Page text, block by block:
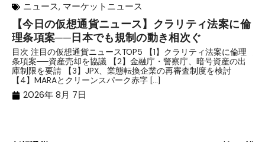
ニュース, マーケットニュース
【今日の仮想通貨ニュース】クラリティ法案に倫
理条項案──日本でも規制の動き相次ぐ
目次 注目の仮想通貨ニュースTOP5 【1】クラリティ法案に倫理
条項案──資産売却を協議 【2】金融庁・警察庁、暗号資産の出
庫制限を要請 【3】JPX、業態転換企業の再審査制度を検討
【4】MARAとクリーンスパーク赤字 […]
2026年 8月 7日